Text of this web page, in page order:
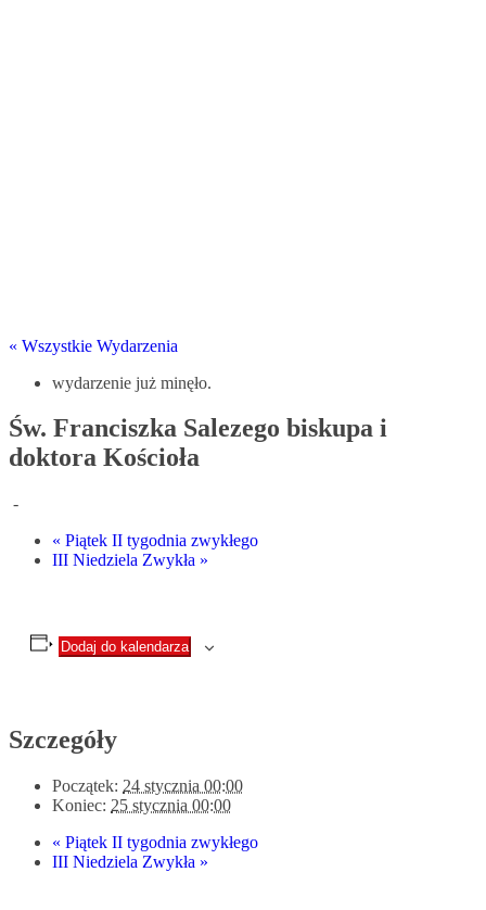
« Wszystkie Wydarzenia
wydarzenie już minęło.
Św. Franciszka Salezego biskupa i
doktora Kościoła
-
« Piątek II tygodnia zwykłego
III Niedziela Zwykła »
Dodaj do kalendarza
Szczegóły
Początek: 24 stycznia 00:00
Koniec: 25 stycznia 00:00
« Piątek II tygodnia zwykłego
III Niedziela Zwykła »